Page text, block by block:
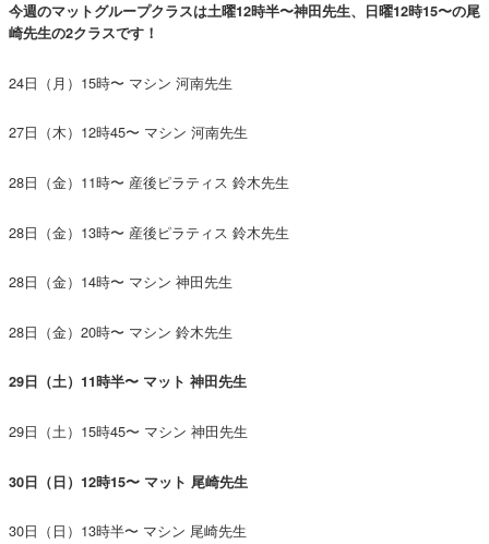
今週のマットグループクラスは土曜12時半〜神田先生、日曜12時15〜の尾
崎先生の2クラスです！
24日（月）15時〜 マシン 河南先生
27日（木）12時45〜 マシン 河南先生
28日（金）11時〜 産後ピラティス 鈴木先生
28日（金）13時〜 産後ピラティス 鈴木先生
28日（金）14時〜 マシン 神田先生
28日（金）20時〜 マシン 鈴木先生
29日（土）11時半〜 マット 神田先生
29日（土）15時45〜 マシン 神田先生
30日（日）12時15〜 マット 尾崎先生
30日（日）13時半〜 マシン 尾崎先生